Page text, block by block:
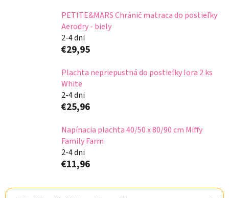
PETITE&MARS Chránič matraca do postieľky
Aerodry - biely
2-4 dni
€29,95
Plachta nepriepustná do postieľky Iora 2 ks
White
2-4 dni
€25,96
Napínacia plachta 40/50 x 80/90 cm Miffy
Family Farm
2-4 dni
€11,96
R